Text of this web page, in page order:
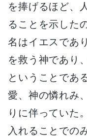
を捧げるほど、
ることを示した
名はイエスであ
を救う神であり
ということであ
愛、神の憐れみ
りに伴っていた
入れることでの